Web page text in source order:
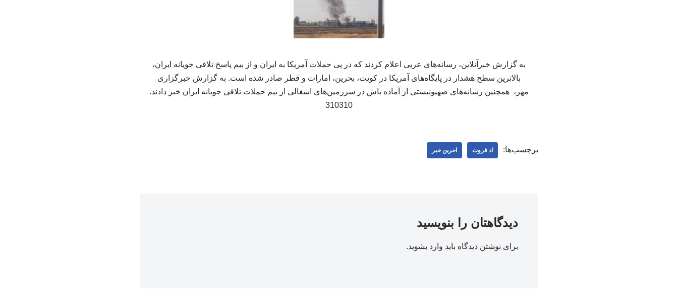
به گزارش خبرآنلاین، رسانه‌های عربی اعلام کردند که در پی حملات آمریکا به ایران و از بیم پاسخ تلافی جویانه ایران،
بالاترین سطح هشدار در پایگاه‌های آمریکا در کویت، بحرین، امارات و قطر صادر شده است. به گزارش خبرگزاری
مهر، همچنین رسانه‌های صهیونیستی از آماده باش در سرزمین‌های اشغالی از بیم حملات تلافی جویانه ایران خبر دادند.
310310
برچسب‌ها: اد فروت اخرین خبر
دیدگاهتان را بنویسید
برای نوشتن دیدگاه باید وارد بشوید.